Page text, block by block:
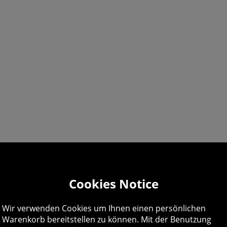
0844 318
9am-6pm UK time Monday to Friday, excludes bank
Cookies Notice
Wir verwenden Cookies um Ihnen einen persönlichen
Warenkorb bereitstellen zu können. Mit der Benutzung